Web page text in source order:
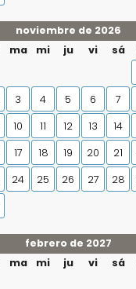
noviembre de 2026
ma mi ju vi sá
3 4 5 6 7
10 11 12 13 14
17 18 19 20 21
24 25 26 27 28
febrero de 2027
ma mi ju vi sá